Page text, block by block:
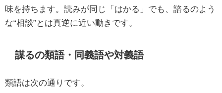
味を持ちます。読みが同じ「はかる」でも、諮るのよう
な“相談”とは真逆に近い動きです。
謀るの類語・同義語や対義語
類語は次の通りです。